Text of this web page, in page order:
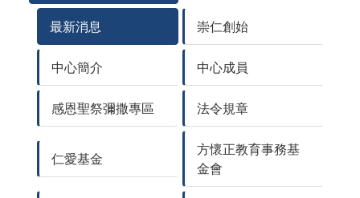
最新消息 崇仁創始
中心簡介 中心成員
感恩聖祭彌撒專區 法令規章
仁愛基金
方懷正教育事務基
金會